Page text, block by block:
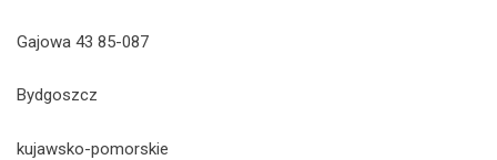
Gajowa 43 85-087
Bydgoszcz
kujawsko-pomorskie